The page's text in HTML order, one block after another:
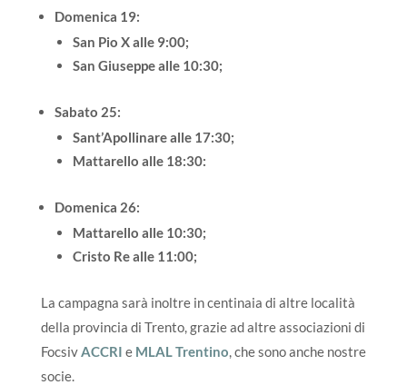
Domenica 19:
San Pio X alle 9:00;
San Giuseppe alle 10:30;
Sabato 25:
Sant’Apollinare alle 17:30;
Mattarello alle 18:30:
Domenica 26:
Mattarello alle 10:30;
Cristo Re alle 11:00;
La campagna sarà inoltre in centinaia di altre località
della provincia di Trento, grazie ad altre associazioni di
FocsivACCRI e MLAL Trentino, che sono anche nostre
socie.